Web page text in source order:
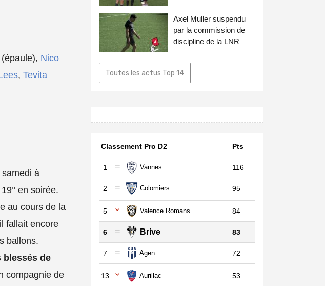
(épaule), Nico
, Tevita
à
en soirée.
au cours de la
fallait encore
ballons.
blessés de
compagnie de
Axel Muller suspendu
par la commission de
discipline de la LNR
Toutes les actus Top 14
Classement Pro D2 Pts
1 Vannes 116
2 Colomiers 95
5 Valence Romans 84
6 Brive 83
7 Agen 72
13 Aurillac 53